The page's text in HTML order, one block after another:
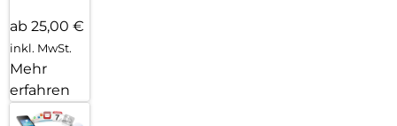
ab 25,00 €
inkl. MwSt.
Mehr
erfahren